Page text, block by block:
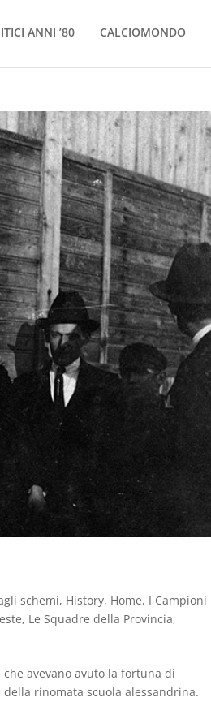
ANNI ’80 CALCIOMONDO
schemi, History, Home, I Campioni
, Le Squadre della Provincia,
avevano avuto la fortuna di
rinomata scuola alessandrina.